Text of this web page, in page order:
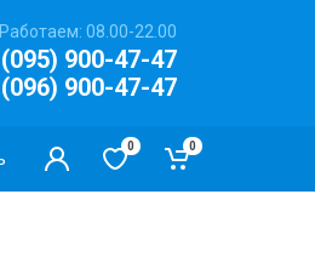
Работаем: 08.00-22.00
(095) 900-47-47
(096) 900-47-47
0 0